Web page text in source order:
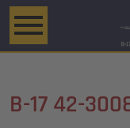
B-17 42-